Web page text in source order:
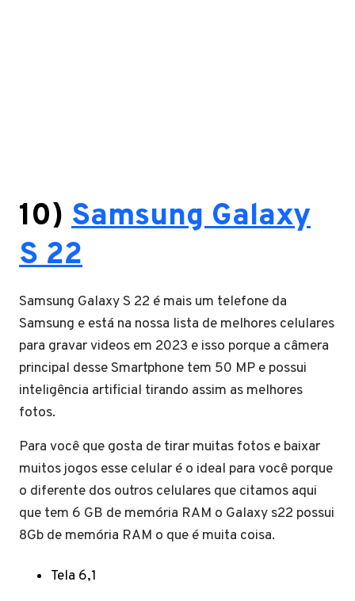
10) Samsung Galaxy
S22
Samsung Galaxy S 22 é mais um telefone da
Samsung e está na nossa lista de melhores celulares
para gravar videos em 2023 e isso porque a câmera
principal desse Smartphone tem 50 MP e possui
inteligência artificial tirando assim as melhores
fotos.
Para você que gosta de tirar muitas fotos e baixar
muitos jogos esse celular é o ideal para você porque
o diferente dos outros celulares que citamos aqui
que tem 6 GB de memória RAM o Galaxy s22 possui
8Gb de memória RAM o que é muita coisa.
Tela 6,1